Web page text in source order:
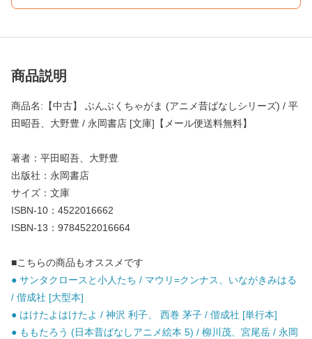
商品説明
商品名:【中古】 ぶんぶくちゃがま (アニメ昔ばなしシリーズ) / 平
田昭吾、大野豊 / 永岡書店 [文庫]【メール便送料無料】
著者：平田昭吾、大野豊
出版社：永岡書店
サイズ：文庫
ISBN-10：4522016662
ISBN-13：9784522016664
■こちらの商品もオススメです
● サンタクロースと小人たち / マウリ=クンナス、いながきみはる
/ 偕成社 [大型本]
● はけたよはけたよ / 神沢 利子、 西巻 茅子 / 偕成社 [単行本]
● ももたろう (日本昔ばなしアニメ絵本 5) / 柳川茂、宮尾岳 / 永岡